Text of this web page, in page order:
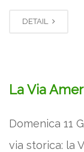
DETAIL
La Via
Domenica 11
via storica: la